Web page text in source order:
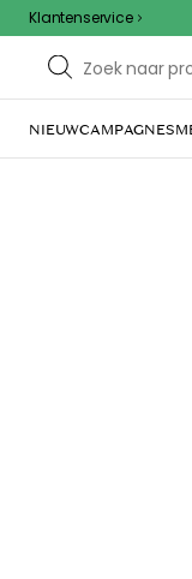
Klantenservice
NIEUWCAMPAGNES